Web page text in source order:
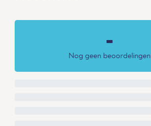
-
Nog geen beoordelingen